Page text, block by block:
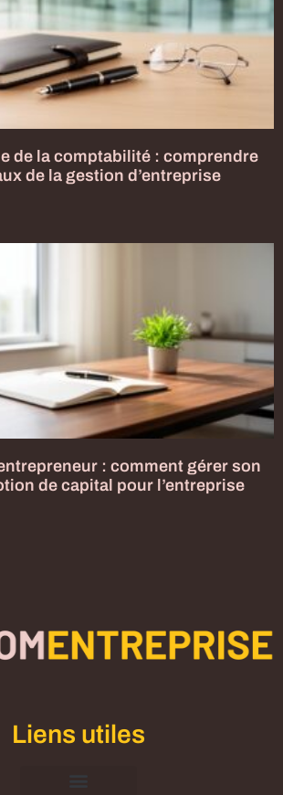
de la comptabilité : comprendre
de la gestion d’entreprise
: comment gérer son
de capital pour l’entreprise
Liens utiles